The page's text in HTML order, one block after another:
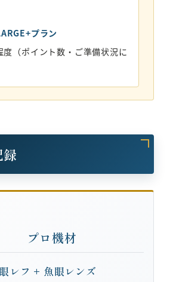
プラン
度（ポイント数・ご準備状況に
プロ機材
レフ + 魚眼レンズ